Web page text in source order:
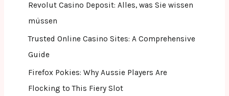
Revolut Casino Deposit: Alles, was Sie wissen
müssen
Trusted Online Casino Sites: A Comprehensive
Guide
Firefox Pokies: Why Aussie Players Are
Flocking to This Fiery Slot